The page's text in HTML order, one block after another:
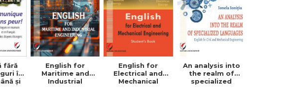
fără
în
şi
English for
Maritime and
Industrial
English for
Electrical and
Mechanical
An analysis into
the realm of
specialized